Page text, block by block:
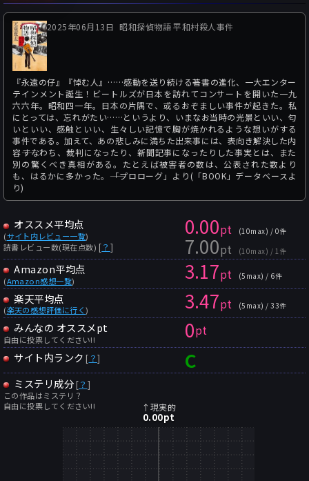
2025年06月13日 昭和探偵物語 平和村殺人事件
『永遠の仔』『悼む人』……感動を送り続ける著書の進化、一大エンター
テインメント誕生！ビートルズが日本を訪れてコンサートを開いた一九
六六年。昭和四一年。日本の片隅で、或るおぞましい事件が起きた。私
にとっては、忘れがたい……というより、いまなお当時の光景といい、匂
いといい、感触といい、生々しい記憶で胸が焼かれるような想いがする
事件である。加えて、あの悲しみに満ちた出来事には、表向き解決した内
容――すなわち、裁判になったり、新聞記事になったりした事実とは、また
別の驚くべき真相がある。たとえば被害者の数は、公表された数より
も、はるかに多かった。――「プロローグ」より(「BOOK」データベースよ
り)
オススメ平均点
(サイト内レビュー一覧)
読書レビュー数(現在点数) [？ ]
0.00pt (10max) / 0件
7.00pt (10max) / 1件
Amazon平均点
(Amazon感想一覧) 3.17pt (5max) / 6件
楽天平均点
(楽天の感想評価に行く) 3.47pt (5max) / 33件
みんなの オススメpt
自由に投票してください!! 0pt
サイト内ランク [ ？] C
ミステリ成分 [？ ]
この作品はミステリ？
自由に投票してください!!
↑現実的
0.00pt